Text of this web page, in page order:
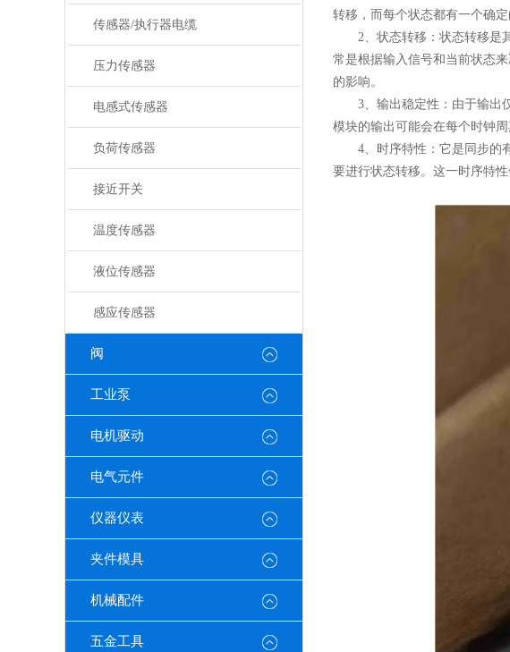
传感器/执行器电缆
压力传感器
电感式传感器
负荷传感器
接近开关
温度传感器
液位传感器
感应传感器
阀
工业泵
电机驱动
电气元件
仪器仪表
夹件模具
机械配件
五金工具
转移，而每个状态都有一个确
2、状态转移：状态转移是其
常是根据输入信号和当前状态
的影响。
3、输出稳定性：由于输出仅
模块的输出可能会在每个时钟
4、时序特性：它是同步的有
要进行状态转移。这一时序特